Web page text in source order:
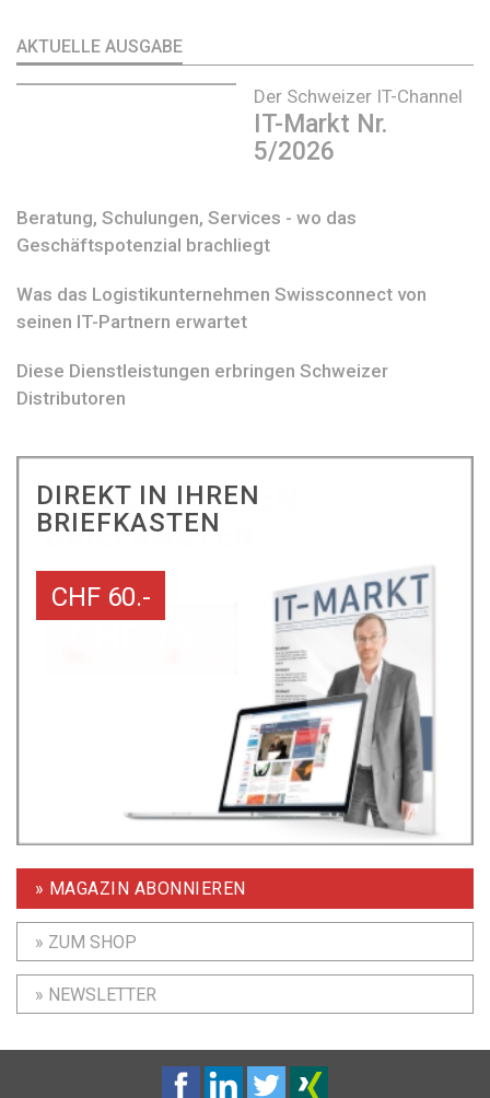
AKTUELLE AUSGABE
Der Schweizer IT-Channel
IT-Markt Nr.
5/2026
Beratung, Schulungen, Services - wo das
Geschäftspotenzial brachliegt
Was das Logistikunternehmen Swissconnect von
seinen IT-Partnern erwartet
Diese Dienstleistungen erbringen Schweizer
Distributoren
DIREKT IN IHREN
BRIEFKASTEN
CHF 60.-
» MAGAZIN ABONNIEREN
» ZUM SHOP
» NEWSLETTER